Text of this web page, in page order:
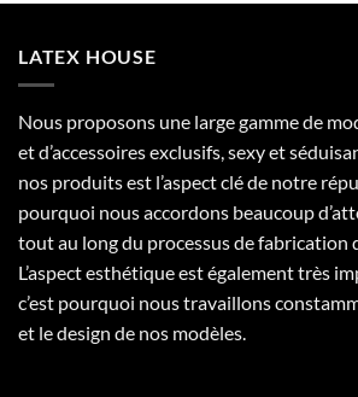
LATEX HOUSE
Nous proposons une large gamme de
et d’accessoires exclusifs, sexy et
nos produits est l’aspect clé de notre
pourquoi nous accordons beaucoup
tout au long du processus de fabrication
L’aspect esthétique est également très
c’est pourquoi nous travaillons
et le design de nos modèles.